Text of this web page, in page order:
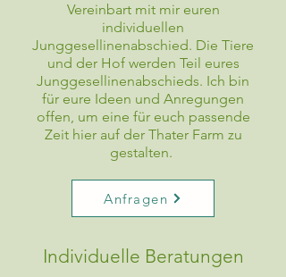
Vereinbart mit mir euren
individuellen
Junggesellinenabschied. Die Tiere
und der Hof werden Teil eures
Junggesellinenabschieds. Ich bin
für eure Ideen und Anregungen
offen, um eine für euch passende
Zeit hier auf der Thater Farm zu
gestalten.
Anfragen
Individuelle Beratungen